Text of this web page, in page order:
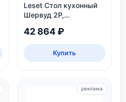
Leset Стол кухонный
Шервуд 2Р,
42 864 ₽
Купить
реклама